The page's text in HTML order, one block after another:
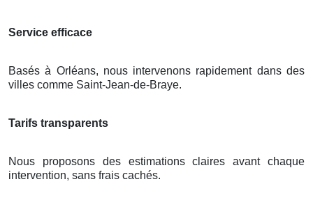
Service efficace
Basés à Orléans, nous intervenons rapidement dans des
villes comme Saint-Jean-de-Braye.
Tarifs transparents
Nous proposons des estimations claires avant chaque
intervention, sans frais cachés.